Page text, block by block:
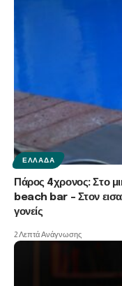
ΕΛΛΆΔΑ
Πάρος 4χρονος: Στο
beach bar – Στον
γονείς
2 Λεπτά Ανάγνωσης